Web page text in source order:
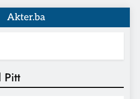
Akter.ba
Pitt